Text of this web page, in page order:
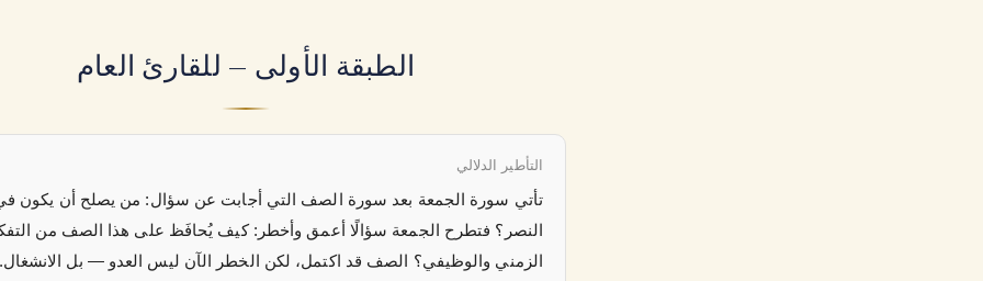
الطبقة الأولى — للقارئ العام
التأطير الدلالي
تأتي سورة الجمعة بعد سورة الصف التي أجابت عن سؤال: من يصلح أن
النصر؟ فتطرح الجمعة سؤالًا أعمق وأخطر: كيف يُحافَظ على هذا الصف من
الزمني والوظيفي؟ الصف قد اكتمل، لكن الخطر الآن ليس العدو — بل